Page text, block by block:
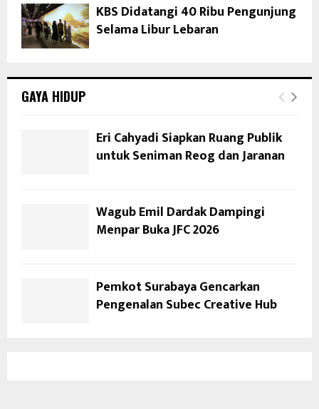
KBS Didatangi 40 Ribu Pengunjung
Selama Libur Lebaran
GAYA HIDUP
Eri Cahyadi Siapkan Ruang Publik
untuk Seniman Reog dan Jaranan
Wagub Emil Dardak Dampingi
Menpar Buka JFC 2026
Pemkot Surabaya Gencarkan
Pengenalan Subec Creative Hub